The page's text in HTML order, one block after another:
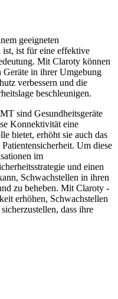
geeigneten
ist, ist für eine effektive
Mit Claroty können
Geräte in ihrer Umgebung
verbessern und die
beschleunigen.
sind Gesundheitsgeräte
Konnektivität eine
bietet, erhöht sie auch das
Um diese
im
und einen
Schwachstellen in ihren
zu beheben. Mit Claroty -
erhöhen, Schwachstellen
dass ihre